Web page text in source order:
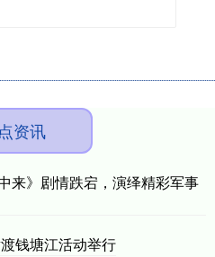
资讯
来》剧情跌宕，演绎精彩军事
钱塘江活动举行